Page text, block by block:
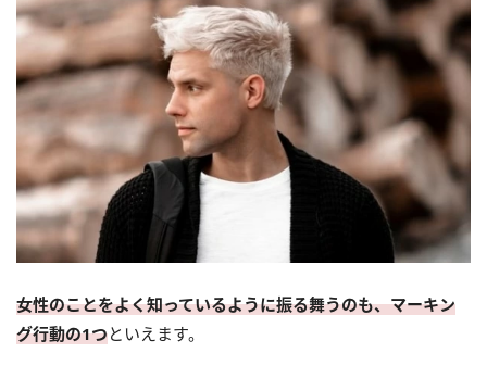
女性のことをよく知っているように振る舞うのも、マーキン
グ行動の1つといえます。